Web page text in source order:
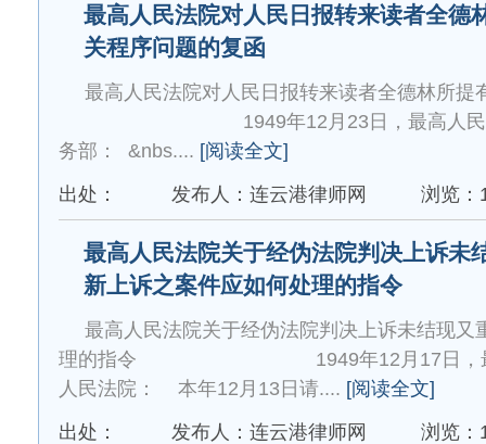
最高人民法院对人民日报转来读者全德
关程序问题的复函
最高人民法院对人民日报转来读者全德林所
1949年12月23日，最高人民法
务部： &nbs.... [阅读全文]
出处：
发布人：连云港律师网 浏览：
最高人民法院关于经伪法院判决上诉未
新上诉之案件应如何处理的指令
最高人民法院关于经伪法院判决上诉未结现又
理的指令 1949年12月17日，最
人民法院： 本年12月13日请.... [阅读全文]
出处：
发布人：连云港律师网 浏览：